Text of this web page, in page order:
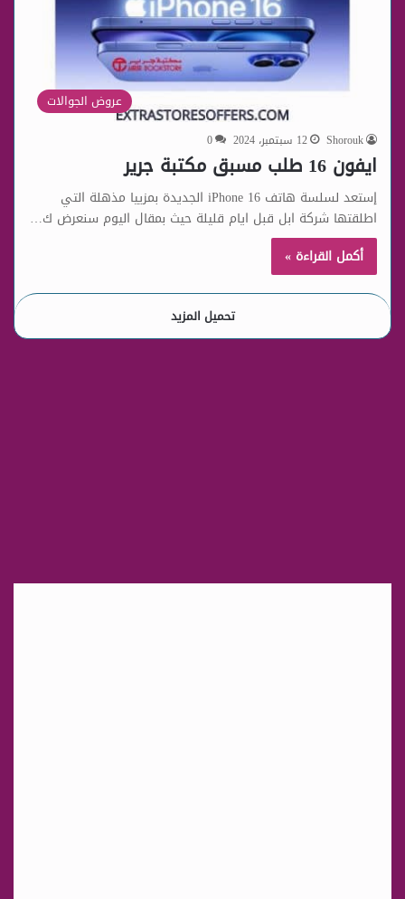
عروض الجوالات
Shorouk 12 سبتمبر، 2024 0
ايفون 16 طلب مسبق مكتبة جرير
إستعد لسلسة هاتف 16 iPhone الجديدة بمزييا مذهلة التي
اطلقتها شركة ابل قبل ايام قليلة حيث بمقال اليوم سنعرض ك…
أكمل القراءة »
تحميل المزيد